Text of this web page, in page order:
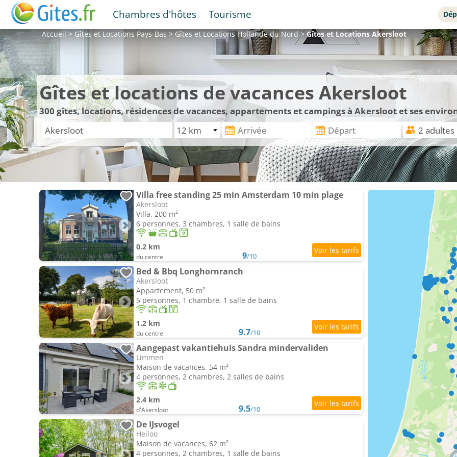
Chambres d'hôtes Tourisme
Accueil>Gîtes et LocationsPays-Bas>Gîtes et LocationsHollande du Nord>Gîtes et LocationsAkersloot
Gîtes et locations de vacances Akersloot
300 gîtes, locations, résidences de vacances, appartements et campings à Akersloot et ses
Villa free standing 25 min Amsterdam 10 min plage
Akersloot
Villa, 200 m²
6 personnes, 3 chambres, 1 salle de bains
0.2 km
du centre 9/10
Bed & Bbq Longhornranch
Akersloot
Appartement, 50 m²
5 personnes, 1 chambre, 1 salle de bains
1.2 km
du centre 9.7/10
Aangepast vakantiehuis Sandra mindervaliden
Limmen
Maison de vacances, 54 m²
4 personnes, 2 chambres, 2 salles de bains
2.4 km
d'Akersloot 9.5/10
De IJsvogel
Heiloo
Maison de vacances, 62 m²
4 personnes, 2 chambres, 1 salle de bains